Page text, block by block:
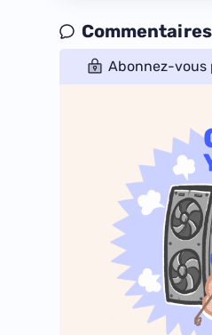
Commentaires
Abonnez-vous